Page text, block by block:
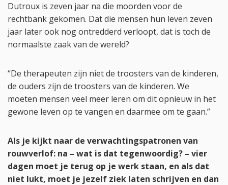
Dutroux is zeven jaar na die moorden voor de
rechtbank gekomen. Dat die mensen hun leven zeven
jaar later ook nog ontredderd verloopt, dat is toch de
normaalste zaak van de wereld?
“De therapeuten zijn niet de troosters van de kinderen,
de ouders zijn de troosters van de kinderen. We
moeten mensen veel meer leren om dit opnieuw in het
gewone leven op te vangen en daarmee om te gaan.”
Als je kijkt naar de verwachtingspatronen van
rouwverlof: na – wat is dat tegenwoordig? – vier
dagen moet je terug op je werk staan, en als dat
niet lukt, moet je jezelf ziek laten schrijven en dan